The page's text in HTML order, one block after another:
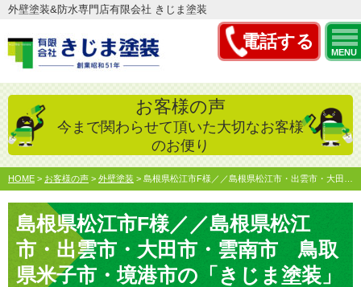
電話する
MENU
外壁塗装&防水専門店有限会社 きじま塗装
お客様の声
今まで関わらせて頂いた大切なお客様
のお便り
HOME > お客様の声 > 外壁塗装 > 島根県松江市F様／／島根県松江市・出雲市・大田市・雲南市 …
島根県松江市F様／／島根県松江
市・出雲市・大田市・雲南市 鳥取
県米子市・境港市の「きじま塗装」